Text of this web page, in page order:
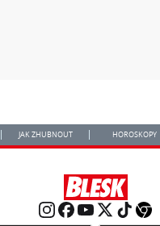
JAK ZHUBNOUT HOROSKOPY